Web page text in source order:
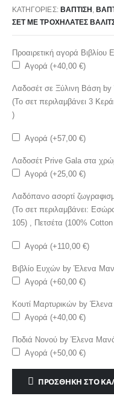
ΚΑΤΗΓΟΡΊΕΣ: ΒΑΠΤΙΣΗ ,
ΣΕΤ ΜΕ ΤΡΟΧΉΛΑΤΕΣ
Προαιρετική αγορά Βιβλίου
Αγορά (+40,00 €)
Λαδοσέτ σε Ξύλινη Βάση
(Το σετ περιλαμβάνει 3
)
Αγορά (+57,00 €)
Λαδοσέτ Prive Gala στα
Αγορά (+25,00 €)
Λαδόπανο ασορτί
(Το σετ περιλαμβάνει:
105) , Πετσέτα (100%
Αγορά (+110,00 €)
Βιβλίο Ευχών by Έλενα
Αγορά (+60,00 €)
Κουτί Μαρτυρικών by
Αγορά (+40,00 €)
Ποδιά Νονού by Έλενα
Αγορά (+50,00 €)
ΠΡΟΣΘΉΚΗ ΣΤΟ